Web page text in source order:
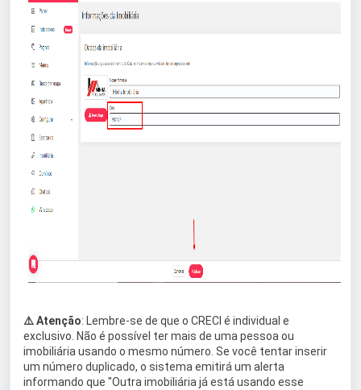
⚠️ Atenção: Lembre-se de que o CRECI é individual e
exclusivo. Não é possível ter mais de uma pessoa ou
imobiliária usando o mesmo número. Se você tentar inserir
um número duplicado, o sistema emitirá um alerta
informando que "Outra imobiliária já está usando esse